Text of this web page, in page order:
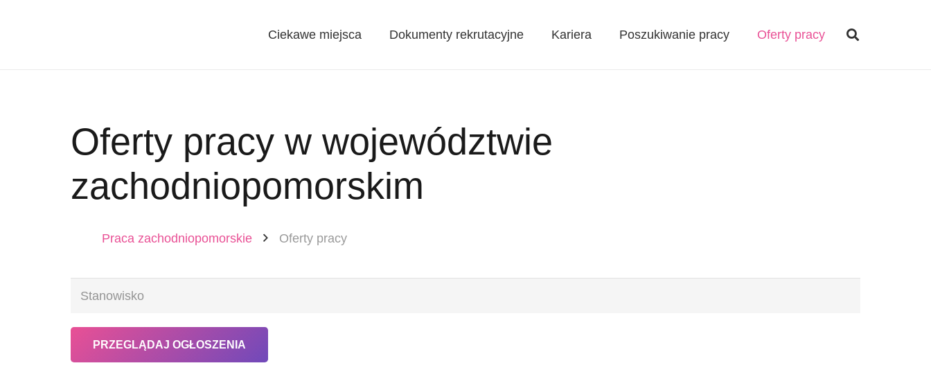
Ciekawe miejsca Dokumenty rekrutacyjne Kariera Poszukiwanie pracy Oferty pracy
Oferty pracy w województwie
zachodniopomorskim
Praca zachodniopomorskie Oferty pracy